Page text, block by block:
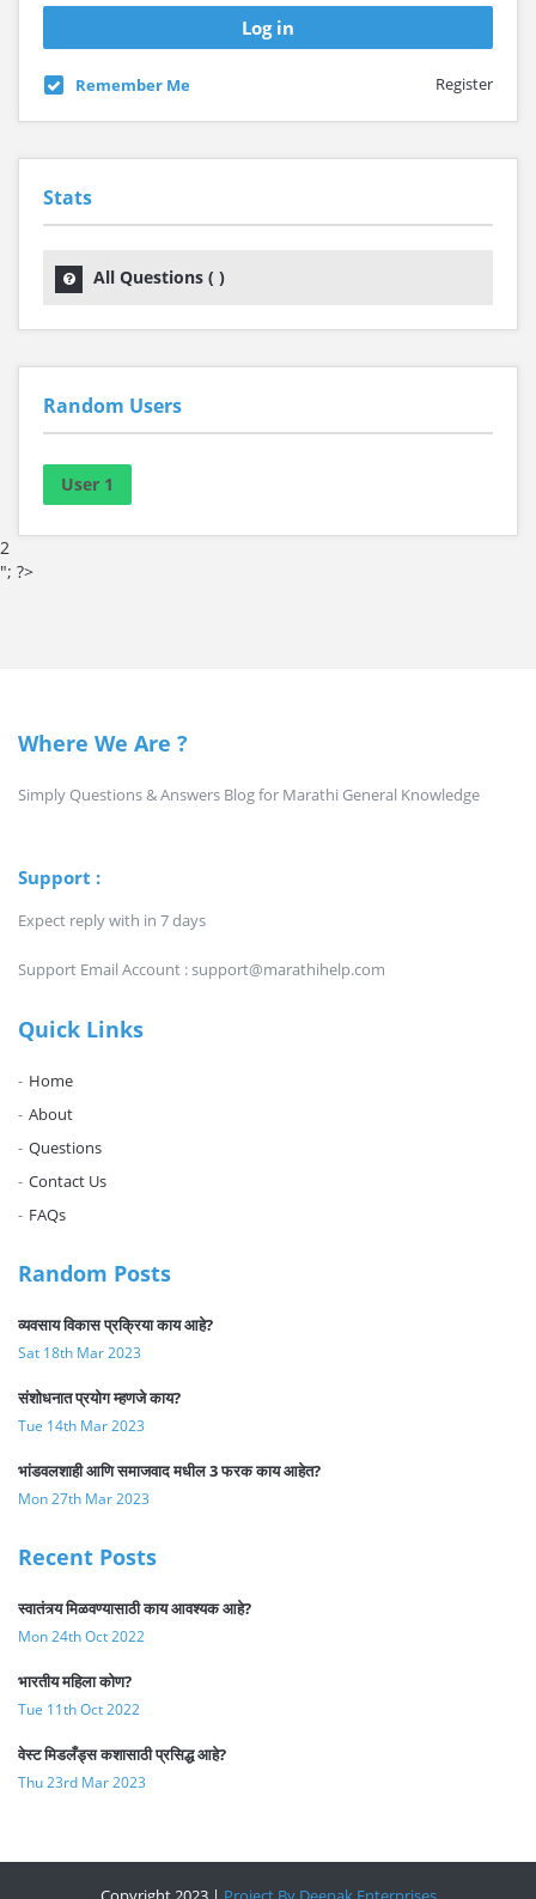
Remember Me Register
Stats
All Questions ( )
Random Users
User 1
2
"; ?>
Where We Are ?
Simply Questions & Answers Blog for Marathi General Knowledge
Support :
Expect reply with in 7 days
Support Email Account : support@marathihelp.com
Quick Links
Home
About
Questions
Contact Us
FAQs
Random Posts
व्यवसाय विकास प्रक्रिया काय आहे?
Sat 18th Mar 2023
संशोधनात प्रयोग म्हणजे काय?
Tue 14th Mar 2023
भांडवलशाही आणि समाजवाद मधील 3 फरक काय आहेत?
Mon 27th Mar 2023
Recent Posts
स्वातंत्र्य मिळवण्यासाठी काय आवश्यक आहे?
Mon 24th Oct 2022
भारतीय महिला कोण?
Tue 11th Oct 2022
वेस्ट मिडलँड्स कशासाठी प्रसिद्ध आहे?
Thu 23rd Mar 2023